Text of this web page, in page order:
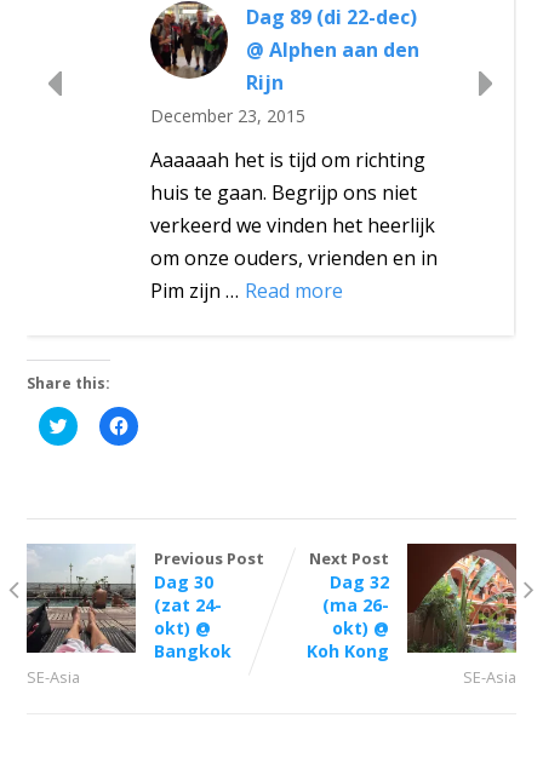
Dag 89 (di 22-dec)
@ Alphen aan den
Rijn
December 23, 2015
Aaaaaah het is tijd om richting
huis te gaan. Begrijp ons niet
verkeerd we vinden het heerlijk
om onze ouders, vrienden en in
Pim zijn … Read more
Share this:
Click
to
in
window)
Click
to
in
window)Previous Post
Dag 30
(zat 24-
okt) @
Bangkok
SE-Asia
Next Post
Dag 32
(ma 26-
okt) @
Koh Kong
SE-Asia